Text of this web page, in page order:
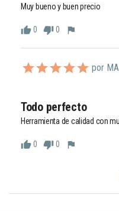
Muy bueno y buen precio
thumb_up0 thumb_down0 flag
por
Todo perfecto
Herramienta de calidad con
thumb_up0 thumb_down0 flag